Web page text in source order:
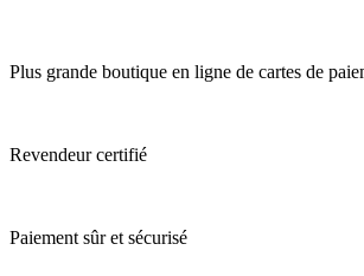
Plus grande boutique en ligne de cartes de
Revendeur certifié
Paiement sûr et sécurisé